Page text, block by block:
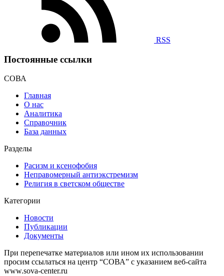
RSS
Постоянные ссылки
СОВА
Главная
О нас
Аналитика
Справочник
База данных
Разделы
Расизм и ксенофобия
Неправомерный антиэкстремизм
Религия в светском обществе
Категории
Новости
Публикации
Документы
При перепечатке материалов или ином их использовании
просим ссылаться на центр “СОВА” с указанием веб-сайта
www.sova-center.ru